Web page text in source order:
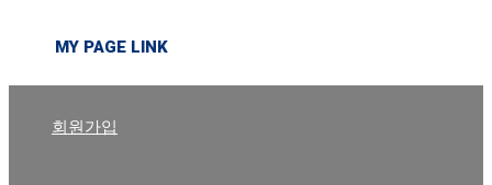
MY PAGE LINK
회원가입